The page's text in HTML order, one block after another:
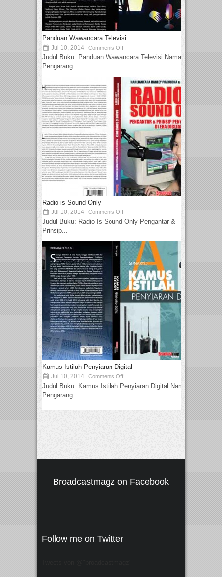
Panduan Wawancara Televisi
Jul 10, 2014 Comments Off
Judul Buku: Panduan Wawancara Televisi Nama
Pengarang:...
Radio is Sound Only
Jul 10, 2014 Comments Off
Judul Buku: Radio Is Sound Only Pengantar &
Prinsip...
Kamus Istilah Penyiaran Digital
Jul 10, 2014 Comments Off
Judul Buku: Kamus Istilah Penyiaran Digital Nama
Pengarang:...
Broadcastmagz on Facebook
Follow me on Twitter